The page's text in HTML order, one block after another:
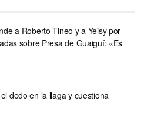
a Roberto Tineo y a Yeisy por
sobre Presa de Guaiguí: «Es
dedo en la llaga y cuestiona